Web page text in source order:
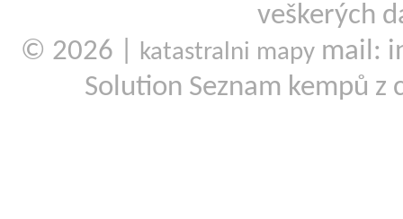
veškerých
© 2026 |
katastralni mapy mail:
Solution Seznam kempů z